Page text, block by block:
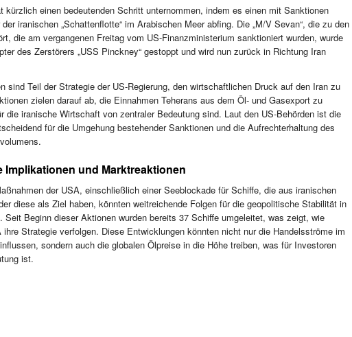
kürzlich einen bedeutenden Schritt unternommen, indem es einen mit Sanktionen
iranischen „Schattenflotte“ im Arabischen Meer abfing. Die „M/V Sevan“, die zu den
die am vergangenen Freitag vom US-Finanzministerium sanktioniert wurden, wurde
des Zerstörers „USS Pinckney“ gestoppt und wird nun zurück in Richtung Iran
sind Teil der Strategie der US-Regierung, den wirtschaftlichen Druck auf den Iran zu
zielen darauf ab, die Einnahmen Teherans aus dem Öl- und Gasexport zu
die iranische Wirtschaft von zentraler Bedeutung sind. Laut den US-Behörden ist die
für die Umgehung bestehender Sanktionen und die Aufrechterhaltung des
Implikationen und Marktreaktionen
der USA, einschließlich einer Seeblockade für Schiffe, die aus iranischen
diese als Ziel haben, könnten weitreichende Folgen für die geopolitische Stabilität in
Seit Beginn dieser Aktionen wurden bereits 37 Schiffe umgeleitet, was zeigt, wie
Strategie verfolgen. Diese Entwicklungen könnten nicht nur die Handelsströme im
sondern auch die globalen Ölpreise in die Höhe treiben, was für Investoren
ist.